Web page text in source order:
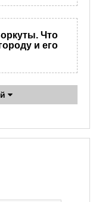
Что
и его